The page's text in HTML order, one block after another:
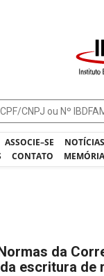
ASSOCIE–SE
CONTATO
da
escritura